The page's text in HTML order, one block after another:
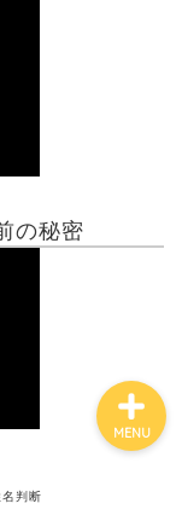
の秘密
判断
MENU